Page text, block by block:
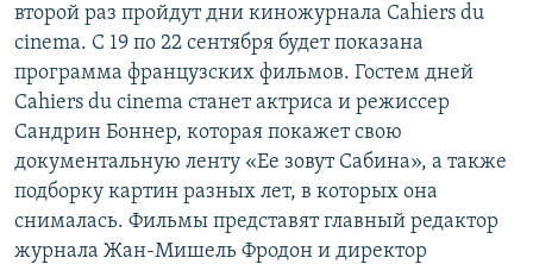
поиску
СЕВЕР.РЕАЛИИ
СИБИРЬ.РЕАЛИИ
РАСПИСАНИЕ ВЕЩАНИЯ
ПОДПИШИТЕСЬ НА РАССЫЛКУ
СОЦИАЛЬНЫЕ СЕТИ
второй раз пройдут дни киножурнала Cahiers du
cinema. С 19 по 22 сентября будет показана
программа французских фильмов. Гостем дней
Cahiers du cinema станет актриса и режиссер
Сандрин Боннер, которая покажет свою
документальную ленту «Ее зовут Сабина», а также
подборку картин разных лет, в которых она
снималась. Фильмы представят главный редактор
журнала Жан-Мишель Фродон и директор